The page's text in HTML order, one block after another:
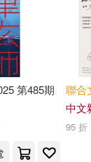
社(6513)
Raintree(6442)
出版社(6217)
Lib
第485期
聯合
中文
95 折